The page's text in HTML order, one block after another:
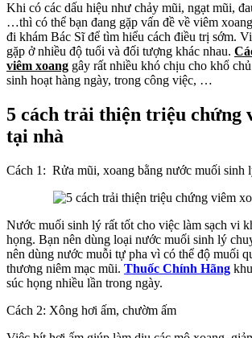
Khi có các dấu hiệu như chảy mũi, ngạt mũi,
…thì có thể bạn đang gặp vấn đề về viêm
đi khám Bác Sĩ để tìm hiểu cách điều trị sớm.
gặp ở nhiều độ tuổi và đối tượng khác nhau.
viêm xoang gây rất nhiều khó chịu cho khổ
sinh hoạt hàng ngày, trong công việc, …
5 cách trải thiện triệu chứng
tại nhà
Cách 1: Rửa mũi, xoang bằng nước muối sinh
Nước muối sinh lý rất tốt cho việc làm sạch vi
họng. Bạn nên dùng loại nước muối sinh lý
nên dùng nước muỗi tự pha vì có thể độ muối
thương niêm mạc mũi. Thuốc Chính Hãng
súc họng nhiều lần trong ngày.
Cách 2: Xông hơi ấm, chườm ấm